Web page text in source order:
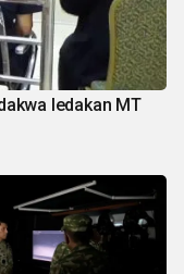
ledakan MT